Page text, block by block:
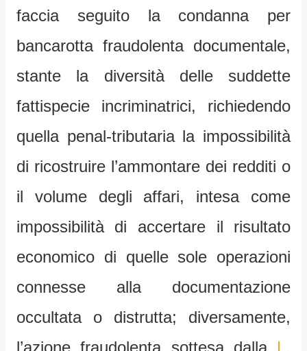
faccia seguito la condanna per
bancarotta fraudolenta documentale,
stante la diversità delle suddette
fattispecie incriminatrici, richiedendo
quella penal-tributaria la impossibilità
di ricostruire l’ammontare dei redditi o
il volume degli affari, intesa come
impossibilità di accertare il risultato
economico di quelle sole operazioni
connesse alla documentazione
occultata o distrutta; diversamente,